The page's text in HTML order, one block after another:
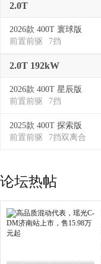
2.0T
2026款 400T 寰球版
前置前驱
7挡
2.0T 192kW
2026款 400T 星辰版
前置前驱
7挡
2025款 400T 探索版
前置前驱
7挡双离合
论坛热帖